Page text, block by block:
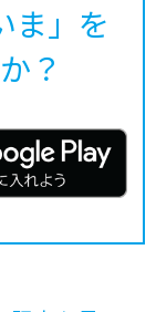
ま」を
？